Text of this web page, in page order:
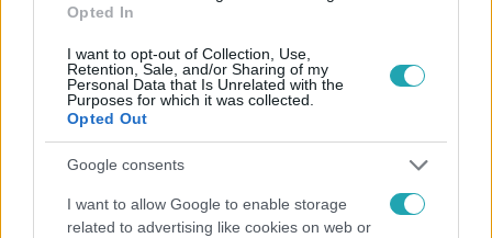
Opted In
I want to opt-out of Collection, Use,
Retention, Sale, and/or Sharing of my
Personal Data that Is Unrelated with the
Purposes for which it was collected.
Opted Out
Google consents
I want to allow Google to enable storage
related to advertising like cookies on web or
2023. február 8. 7:01
Világsztárokkal száll versenybe Manuel: ritkán
látni ilyen sikert magyar előadótól